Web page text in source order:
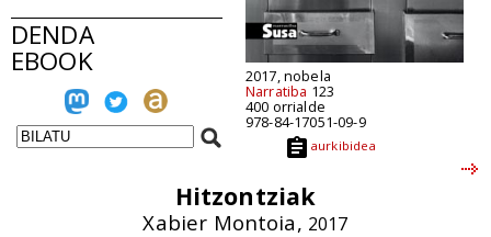
DENDA
EBOOK 2017, nobela
Narratiba 123
400 orrialde
978-84-17051-09-9
aurkibidea
Hitzontziak
Xabier Montoia, 2017